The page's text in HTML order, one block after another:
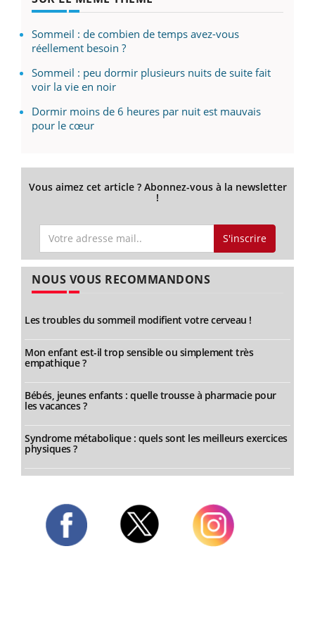
Sommeil : de combien de temps avez-vous
réellement besoin ?
Sommeil : peu dormir plusieurs nuits de suite fait
voir la vie en noir
Dormir moins de 6 heures par nuit est mauvais
pour le cœur
Vous aimez cet article ? Abonnez-vous à la newsletter
!
S'inscrire
NOUS VOUS RECOMMANDONS
Les troubles du sommeil modifient votre cerveau !
Mon enfant est-il trop sensible ou simplement très
empathique ?
Bébés, jeunes enfants : quelle trousse à pharmacie pour
les vacances ?
Syndrome métabolique : quels sont les meilleurs exercices
physiques ?